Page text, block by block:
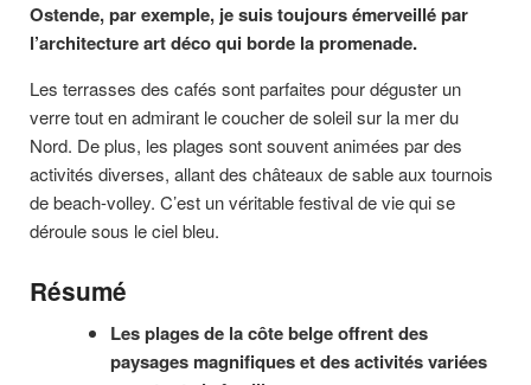
Ostende, par exemple, je suis toujours émerveillé par
l’architecture art déco qui borde la promenade.
Les terrasses des cafés sont parfaites pour déguster un
verre tout en admirant le coucher de soleil sur la mer du
Nord. De plus, les plages sont souvent animées par des
activités diverses, allant des châteaux de sable aux tournois
de beach-volley. C’est un véritable festival de vie qui se
déroule sous le ciel bleu.
Résumé
Les plages de la côte belge offrent des
paysages magnifiques et des activités variées